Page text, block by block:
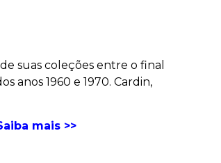
suas coleções entre o final
anos 1960 e 1970. Cardin,
mais >>